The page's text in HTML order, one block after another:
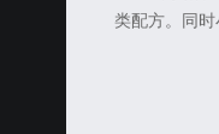
类配方。同时